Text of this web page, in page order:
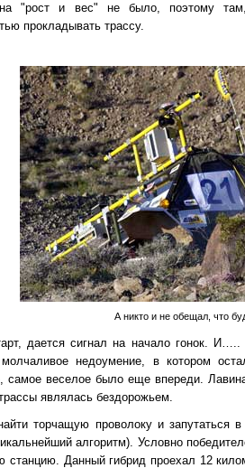
на "рост и вес" не было, поэтому
прокладывать трассу.
А никто и не обещал, что
дается сигнал на начало гонок.
недоумение, в котором
самое веселое было еще впереди.
являлась бездорожьем.
торчащую проволоку и запутаться
алгоритм). Условно
станцию. Данный гибрид проехал 12